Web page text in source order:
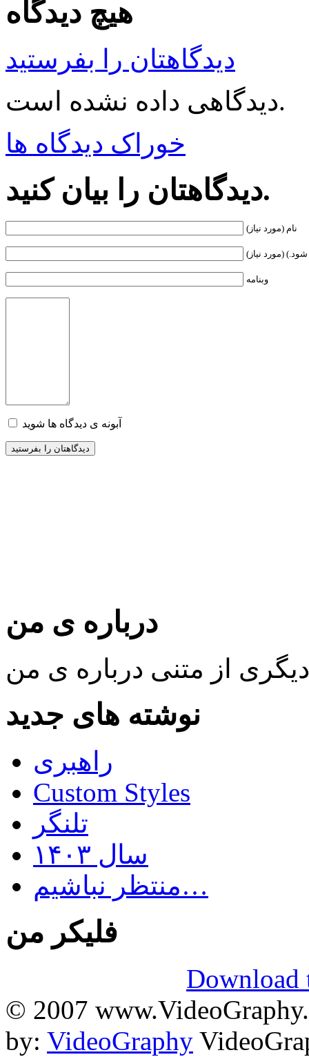
هیچ دیدگاه
دیدگاهتان را بفرستید
دیدگاهی داده نشده است.
خوراک دیدگاه ها
دیدگاهتان را بیان کنید.
نام (مورد نیاز)
(مورد نیاز)
وبنامه
آبونه ی دیدگاه ها شوید
درباره ی من
نوشته های جدید
راهبری
Custom Styles
تلنگر
سال ۱۴۰۳
منتظر نباشیم…
فلیکر من
Download
© 2007
by: VideoGraphy